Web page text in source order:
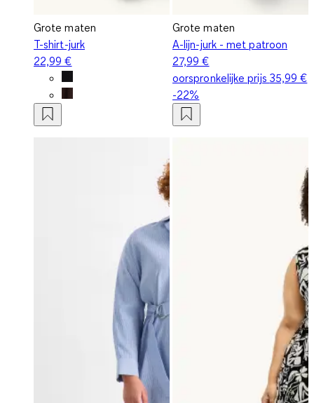
Grote maten
T-shirt-jurk
22,99 €
Grote maten
A-lijn-jurk - met patroon
27,99 €
oorspronkelijke prijs 35,99 €
-22%